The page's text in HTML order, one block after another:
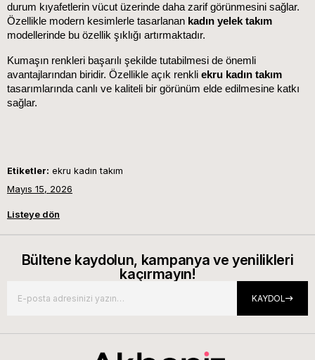
durum kıyafetlerin vücut üzerinde daha zarif görünmesini sağlar.
Özellikle modern kesimlerle tasarlanan kadın yelek takım
modellerinde bu özellik şıklığı artırmaktadır.
Kumaşın renkleri başarılı şekilde tutabilmesi de önemli
avantajlarından biridir. Özellikle açık renkli ekru kadın takım
tasarımlarında canlı ve kaliteli bir görünüm elde edilmesine katkı
sağlar.
Etiketler: ekru kadın takım
Mayıs 15, 2026
Listeye dön
Bültene kaydolun, kampanya ve yenilikleri
kaçırmayın!
KAYDOL